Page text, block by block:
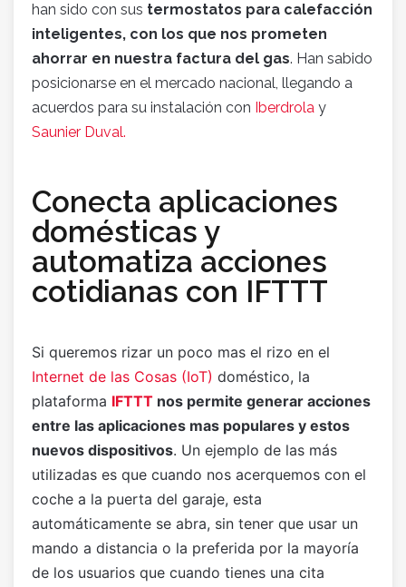
han sido con sus termostatos para calefacción
inteligentes, con los que nos prometen
ahorrar en nuestra factura del gas. Han sabido
posicionarse en el mercado nacional, llegando a
acuerdos para su instalación con Iberdrola y
Saunier Duval.
Conecta aplicaciones
domésticas y
automatiza acciones
cotidianas con IFTTT
Si queremos rizar un poco mas el rizo en el
Internet de las Cosas (IoT) doméstico, la
plataforma IFTTT nos permite generar acciones
entre las aplicaciones mas populares y estos
nuevos dispositivos. Un ejemplo de las más
utilizadas es que cuando nos acerquemos con el
coche a la puerta del garaje, esta
automáticamente se abra, sin tener que usar un
mando a distancia o la preferida por la mayoría
de los usuarios que cuando tienes una cita